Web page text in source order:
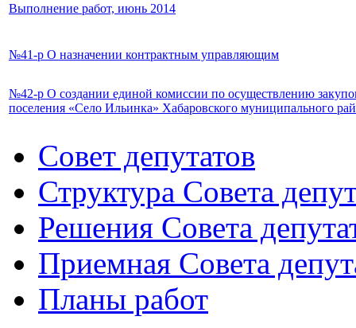
Выполнение работ, июнь 2014
№41-р О назначении контрактным управляющим
№42-р О создании единой комиссии по осуществлению
поселения «Село Ильинка» Хабаровского муниципального
Совет депутатов
Структура Совета
Решения Совета
Приемная Совета
Планы работ